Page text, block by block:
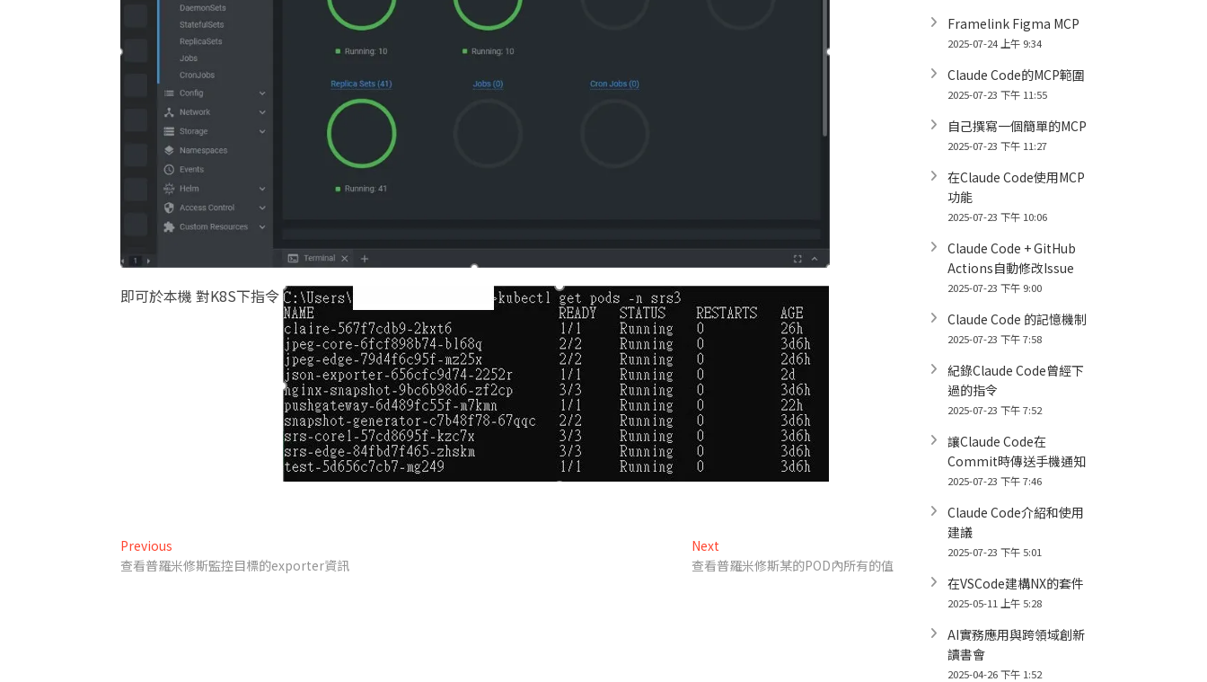
即可於本機​ 對K8S下指令
文
章
Previous
post:
查看普羅米修斯監控目標的exporter資訊
NextNext
post:
查看普羅米修斯某的POD內所有的值
Framelink Figma MCP
2025-07-24 上午 9:34
Claude Code的MCP範圍
2025-07-23 下午 11:55
自己撰寫一個簡單的MCP
2025-07-23 下午 11:27
在Claude Code使用MCP
功能
2025-07-23 下午 10:06
Claude Code + GitHub
Actions自動修改Issue
2025-07-23 下午 9:00
Claude Code 的記憶機制
2025-07-23 下午 7:58
紀錄Claude Code曾經下
過的指令
2025-07-23 下午 7:52
讓Claude Code在
Commit時傳送手機通知
2025-07-23 下午 7:46
Claude Code介紹和使用
建議
2025-07-23 下午 5:01
在VSCode建構NX的套件
2025-05-11 上午 5:28
AI實務應用與跨領域創新
讀書會
2025-04-26 下午 1:52